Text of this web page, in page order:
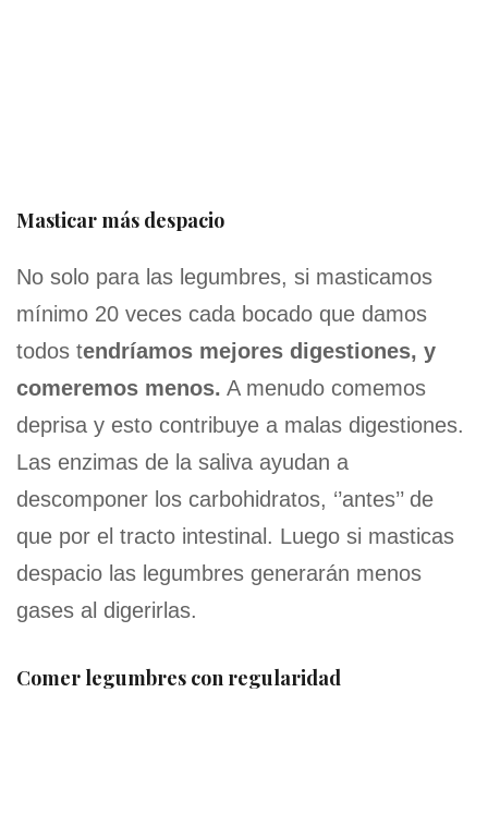
Masticar más despacio
No solo para las legumbres, si masticamos
mínimo 20 veces cada bocado que damos
todos tendríamos mejores digestiones, y
comeremos menos. A menudo comemos
deprisa y esto contribuye a malas digestiones.
Las enzimas de la saliva ayudan a
descomponer los carbohidratos, ‘’antes’’ de
que por el tracto intestinal. Luego si masticas
despacio las legumbres generarán menos
gases al digerirlas.
Comer legumbres con regularidad